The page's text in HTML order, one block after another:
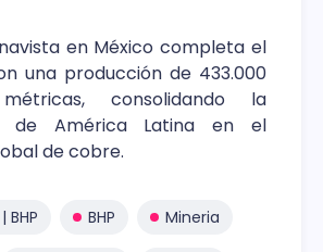
en México completa el
una producción de 433.000
consolidando la
de América Latina en el
de cobre.
BHP BHP Mineria